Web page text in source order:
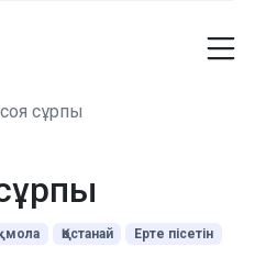
сұрпы
Қостанай Ерте пісетін